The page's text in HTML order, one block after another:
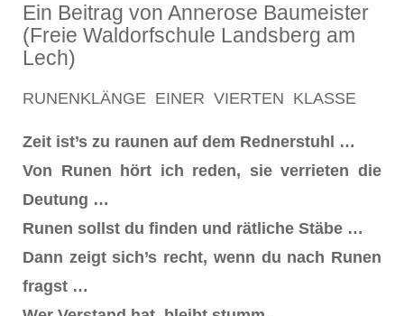
Ein Beitrag von Annerose Baumeister
(Freie Waldorfschule Landsberg am
Lech)
RUNENKLÄNGE EINER VIERTEN KLASSE
Zeit ist’s zu raunen auf dem Rednerstuhl …
Von Runen hört ich reden, sie verrieten die
Deutung …
Runen sollst du finden und rätliche Stäbe …
Dann zeigt sich’s recht, wenn du nach Runen
fragst …